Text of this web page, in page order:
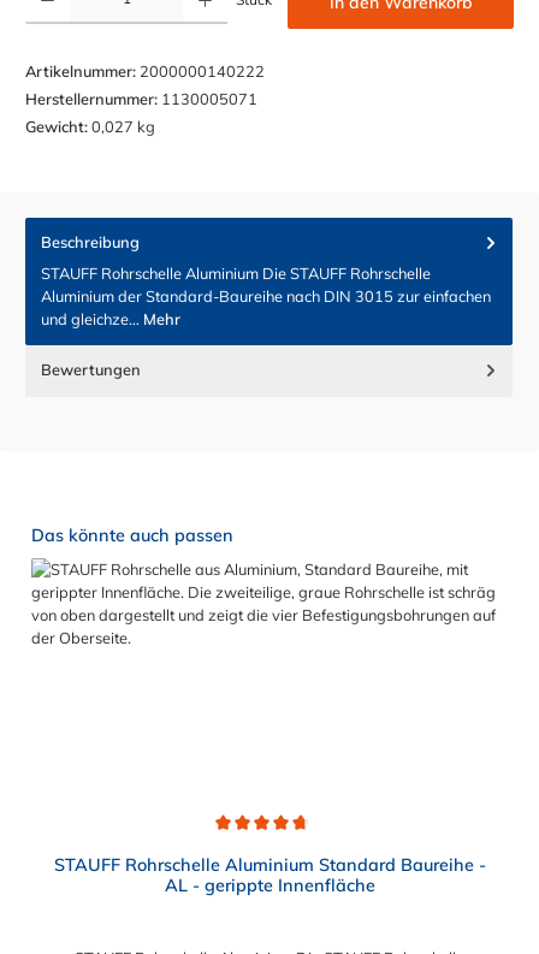
Artikelnummer: 2000000140222
Herstellernummer: 1130005071
Gewicht:0,027 kg
Beschreibung
STAUFF Rohrschelle Aluminium Die STAUFF Rohrschelle
Aluminium der Standard-Baureihe nach DIN 3015 zur einfachen
und gleichze… Mehr
Bewertungen
Produktgalerie überspringen
Das könnte auch passen
STAUFF Rohrschelle Aluminium Standard Baureihe -
AL - gerippte Innenfläche